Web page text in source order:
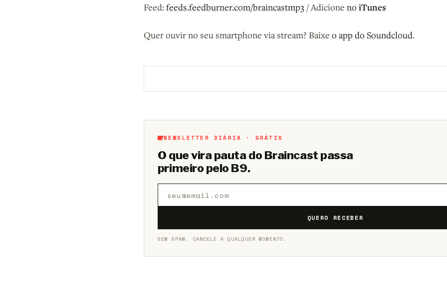
Feed:feeds.feedburner.com/braincastmp3 / Adicione no iTunes
Quer ouvir no seu smartphone via stream? Baixe o app do Soundcloud.
NEWSLETTER DIÁRIA · GRÁTIS
O que vira pauta do Braincast passa
primeiro pelo B9.
QUERO RECEBER
SEM SPAM. CANCELE A QUALQUER MOMENTO.